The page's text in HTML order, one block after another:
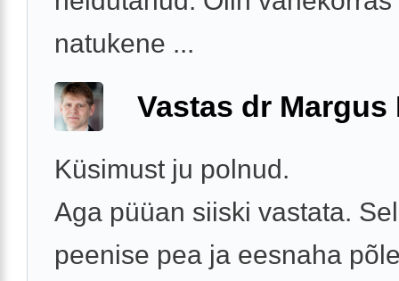
natukene ...
Vastas dr Margus
Küsimust ju polnud.
Aga püüan siiski vastata.
peenise pea ja eesnaha